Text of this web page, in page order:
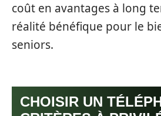
coût en avantages à long
réalité bénéfique pour le
seniors.
CHOISIR UN